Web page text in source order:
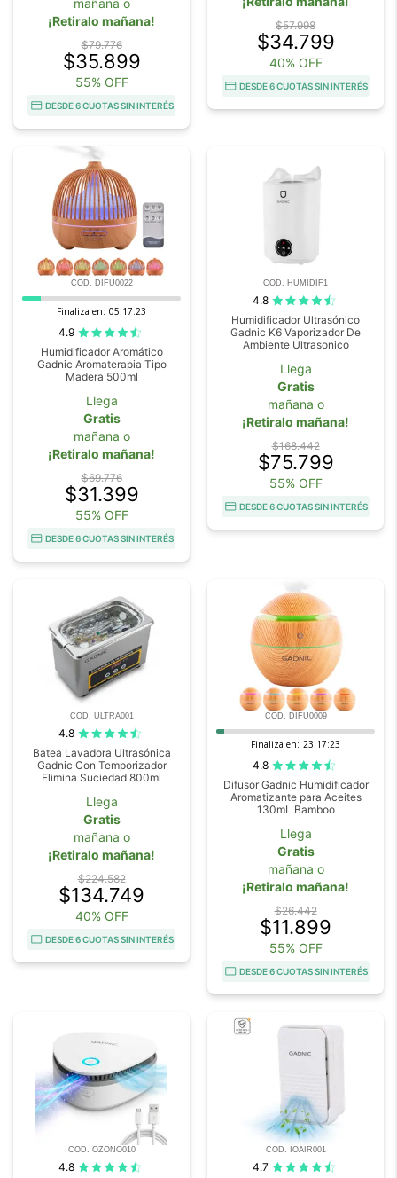
¡Retiralo mañana!
$79.776
$35.899
55% OFF
DESDE 6 CUOTAS SIN INTERÉS
$57.998
$34.799
40% OFF
DESDE 6 CUOTAS SIN INTERÉS
COD. DIFU0022
Finaliza en: 05:17:22
4.9
Humidificador Aromático
Gadnic Aromaterapia Tipo
Madera 500ml
Llega
Gratis
mañana o
¡Retiralo mañana!
$69.776
$31.399
55% OFF
DESDE 6 CUOTAS SIN INTERÉS
COD. HUMIDIF1
4.8
Humidificador Ultrasónico
Gadnic K6 Vaporizador De
Ambiente Ultrasonico
Llega
Gratis
mañana o
¡Retiralo mañana!
$168.442
$75.799
55% OFF
DESDE 6 CUOTAS SIN INTERÉS
COD. ULTRA001
4.8
Batea Lavadora Ultrasónica
Gadnic Con Temporizador
Elimina Suciedad 800ml
Llega
Gratis
mañana o
¡Retiralo mañana!
$224.582
$134.749
40% OFF
DESDE 6 CUOTAS SIN INTERÉS
COD. DIFU0009
Finaliza en: 23:17:22
4.8
Difusor Gadnic Humidificador
Aromatizante para Aceites
130mL Bamboo
Llega
Gratis
mañana o
¡Retiralo mañana!
$26.442
$11.899
55% OFF
DESDE 6 CUOTAS SIN INTERÉS
COD. OZONO010
4.8
COD. IOAIR001
4.7